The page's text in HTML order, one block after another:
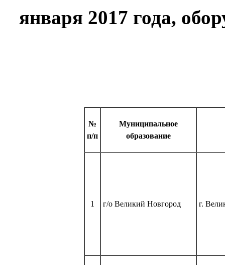
января 2017 года,
№
п/п
Муниципальное
образование
1 г/о Великий Новгород г.